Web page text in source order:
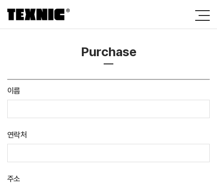
Purchase
이름
연락처
주소